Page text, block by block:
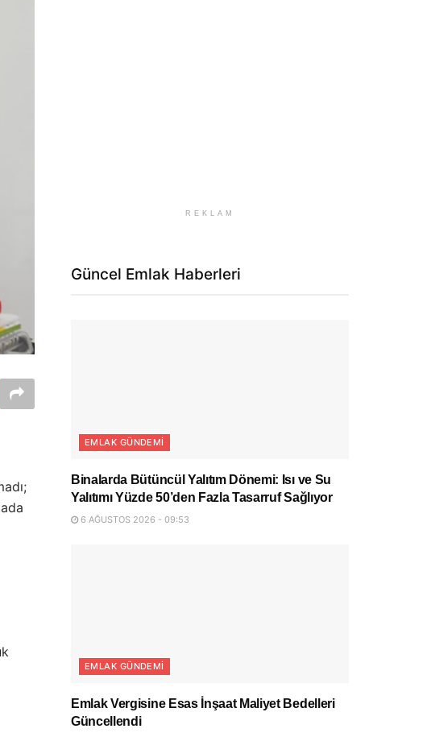
REKLAM
Güncel Emlak Haberleri
EMLAK GÜNDEMI
Binalarda Bütüncül Yalıtım Dönemi: Isı ve Su
Yalıtımı Yüzde 50’den Fazla Tasarruf Sağlıyor
6 AĞUSTOS 2026 - 09:53
EMLAK GÜNDEMI
Emlak Vergisine Esas İnşaat Maliyet Bedelleri
Güncellendi